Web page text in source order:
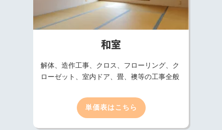
和室
解体、造作工事、クロス、フローリング、ク
ローゼット、室内ドア、畳、襖等の工事全般
単価表はこちら